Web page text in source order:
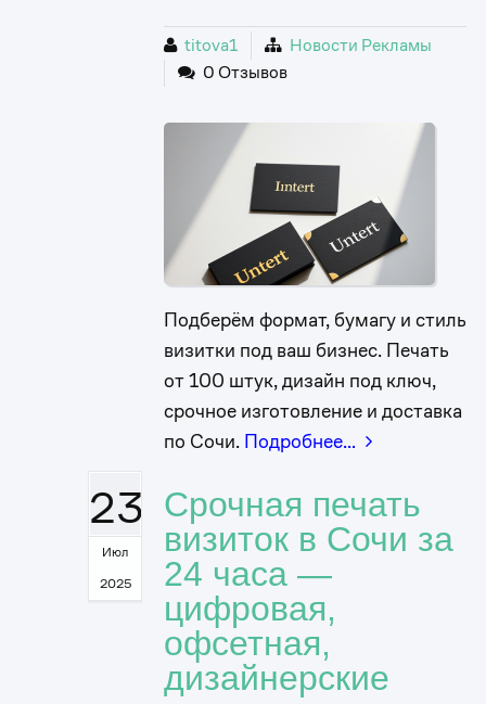
titova1
Новости Рекламы
0 Отзывов
Подберём формат, бумагу и стиль
визитки под ваш бизнес. Печать
от 100 штук, дизайн под ключ,
срочное изготовление и доставка
по Сочи. Подробнее…
23
Июл
2025
Срочная печать
визиток в Сочи за
24 часа —
цифровая,
офсетная,
дизайнерские